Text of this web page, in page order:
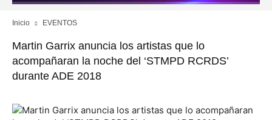
Inicio EVENTOS
Martin Garrix anuncia los artistas que lo
acompañaran la noche del ‘STMPD RCRDS’
durante ADE 2018